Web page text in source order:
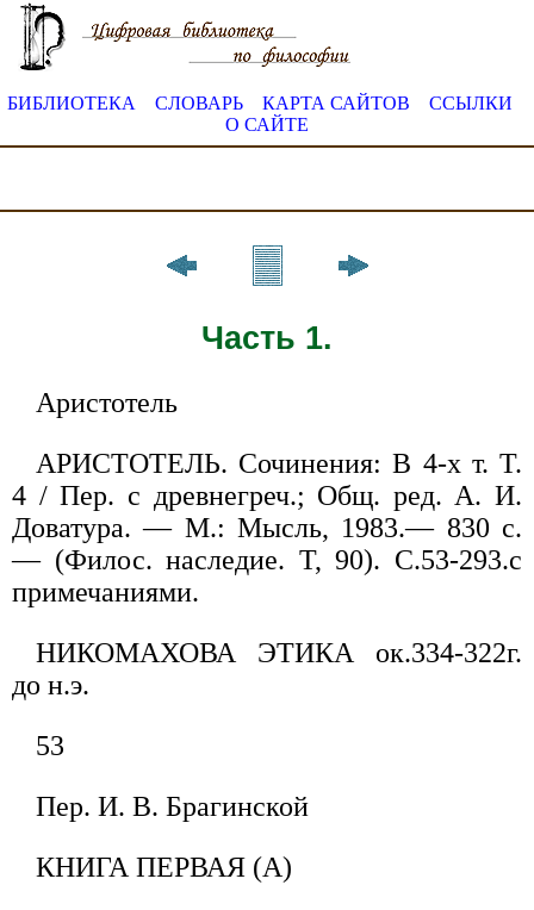
БИБЛИОТЕКА СЛОВАРЬ КАРТА САЙТОВ
ССЫЛКИ
О САЙТЕ
Часть 1.
Аристотель
АРИСТОТЕЛЬ. Сочинения: В 4-х т. Т.
4 / Пер. с древнегреч.; Общ. ред. А. И.
Доватура. — М.: Мысль, 1983.— 830 с.
— (Филос. наследие. Т, 90). С.53-293.с
примечаниями.
НИКОМАХОВА ЭТИКА ок.334-322г.
до н.э.
53
Пер. И. В. Брагинской
КНИГА ПЕРВАЯ (А)